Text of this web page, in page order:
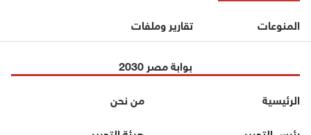
المنوعات
تقارير وملفات
بوابة مصر 2030
الرئيسية
من نحن